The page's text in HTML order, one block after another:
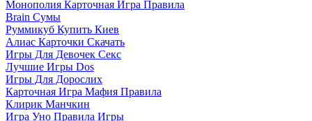
Монополия Карточная Игра Правила
Brain Сумы
Руммикуб Купить Киев
Алиас Карточки Скачать
Игры Для Девочек Секс
Лучшие Игры Dos
Игры Для Дорослих
Карточная Игра Мафия Правила
Клирик Манчкин
Игра Уно Правила Игры